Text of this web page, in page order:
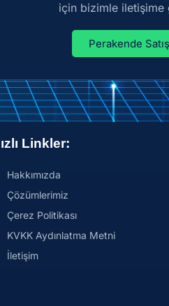
için bizimle iletişime
Perakende Satış
Linkler:
Hakkımızda
Çözümlerimiz
Çerez Politikası
KVKK Aydınlatma Metni
İletişim